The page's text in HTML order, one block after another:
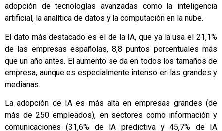
adopción de tecnologías avanzadas como la inteligencia
artificial, la analítica de datos y la computación en la nube.
El dato más destacado es el de la IA, que ya la usa el 21,1%
de las empresas españolas, 8,8 puntos porcentuales más
que un año antes. El aumento se da en todos los tamaños de
empresa, aunque es especialmente intenso en las grandes y
medianas.
La adopción de IA es más alta en empresas grandes (de
más de 250 empleados), en sectores como información y
comunicaciones (31,6% de IA predictiva y 45,7% de IA